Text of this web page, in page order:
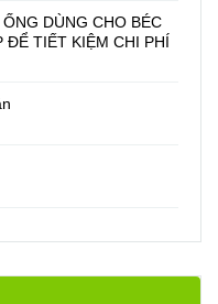
DÙNG CHO BÉC
ĐỂ TIẾT KIỆM CHI PHÍ